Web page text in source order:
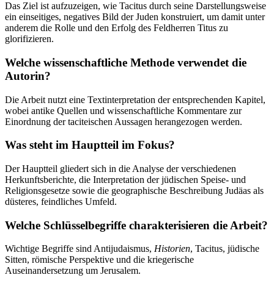
Das Ziel ist aufzuzeigen, wie Tacitus durch seine Darstellungsweise
ein einseitiges, negatives Bild der Juden konstruiert, um damit unter
anderem die Rolle und den Erfolg des Feldherren Titus zu
glorifizieren.
Welche wissenschaftliche Methode verwendet die
Autorin?
Die Arbeit nutzt eine Textinterpretation der entsprechenden Kapitel,
wobei antike Quellen und wissenschaftliche Kommentare zur
Einordnung der taciteischen Aussagen herangezogen werden.
Was steht im Hauptteil im Fokus?
Der Hauptteil gliedert sich in die Analyse der verschiedenen
Herkunftsberichte, die Interpretation der jüdischen Speise- und
Religionsgesetze sowie die geographische Beschreibung Judäas als
düsteres, feindliches Umfeld.
Welche Schlüsselbegriffe charakterisieren die Arbeit?
Wichtige Begriffe sind Antijudaismus, Historien, Tacitus, jüdische
Sitten, römische Perspektive und die kriegerische
Auseinandersetzung um Jerusalem.